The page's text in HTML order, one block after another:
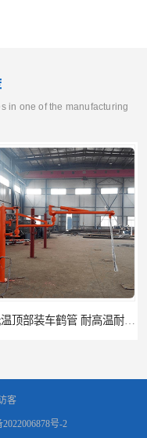
in one of the manufacturing
客
号-2